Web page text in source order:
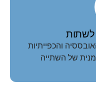
והכפייתיות
של השתייה